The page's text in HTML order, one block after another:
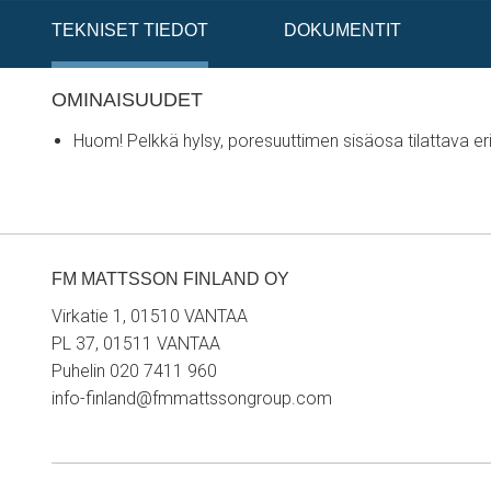
TEKNISET TIEDOT DOKUMENTIT
OMINAISUUDET
Huom! Pelkkä hylsy, poresuuttimen sisäosa tilattava
FM MATTSSON FINLAND OY
Virkatie 1, 01510 VANTAA
PL 37, 01511 VANTAA
Puhelin 020 7411 960
info-finland@fmmattssongroup.com